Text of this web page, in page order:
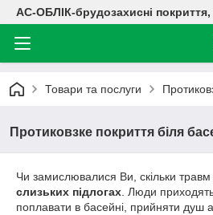
АС-ОБЛІК-брудозахисні
Товари та послуги
Протиковзке покриття біля
Чи замислювалися Ви, скільки
слизьких підлогах . Люди
поплавати в басейні, прийняти душ